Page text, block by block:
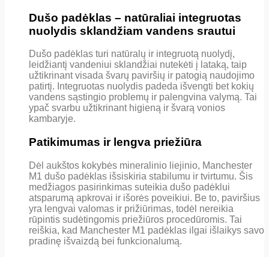
Dušo padėklas – natūraliai integruotas
nuolydis sklandžiam vandens srautui
Dušo padėklas turi natūralų ir integruotą nuolydį,
leidžiantį vandeniui sklandžiai nutekėti į lataką, taip
užtikrinant visada švarų paviršių ir patogią naudojimo
patirtį. Integruotas nuolydis padeda išvengti bet kokių
vandens sąstingio problemų ir palengvina valymą. Tai
ypač svarbu užtikrinant higieną ir švarą vonios
kambaryje.
Patikimumas ir lengva priežiūra
Dėl aukštos kokybės mineralinio liejinio, Manchester
M1 dušo padėklas išsiskiria stabilumu ir tvirtumu. Šis
medžiagos pasirinkimas suteikia dušo padėklui
atsparumą apkrovai ir išorės poveikiui. Be to, paviršius
yra lengvai valomas ir prižiūrimas, todėl nereikia
rūpintis sudėtingomis priežiūros procedūromis. Tai
reiškia, kad Manchester M1 padėklas ilgai išlaikys savo
pradinę išvaizdą bei funkcionalumą.